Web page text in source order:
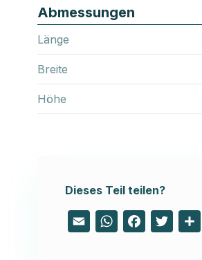
Abmessungen
Länge
Breite
Höhe
Dieses Teil teilen?
Email WhatsApp
FacebookTwitter